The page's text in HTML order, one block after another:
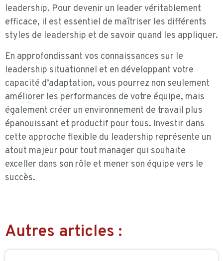
leadership. Pour devenir un leader véritablement
efficace, il est essentiel de maîtriser les différents
styles de leadership et de savoir quand les appliquer.
En approfondissant vos connaissances sur le
leadership situationnel et en développant votre
capacité d’adaptation, vous pourrez non seulement
améliorer les performances de votre équipe, mais
également créer un environnement de travail plus
épanouissant et productif pour tous. Investir dans
cette approche flexible du leadership représente un
atout majeur pour tout manager qui souhaite
exceller dans son rôle et mener son équipe vers le
succès.
Autres articles :